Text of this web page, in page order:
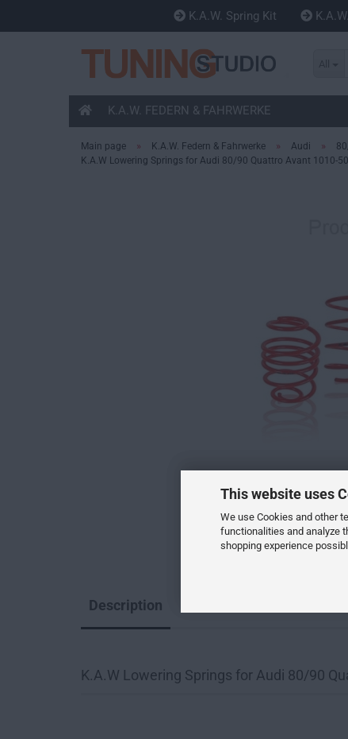
This website uses
We use Cookies and other
functionalities and analyze
shopping experience
K.A.W. Spring Kit
K.A.W. FEDERN & FAHRWERKE
Main page » K.A.W. Federn & Fahrwerke » Audi »
K.A.W Lowering Springs for Audi 80/90 Quattro Avant 1010-
Description
K.A.W Lowering Springs for Audi 80/90